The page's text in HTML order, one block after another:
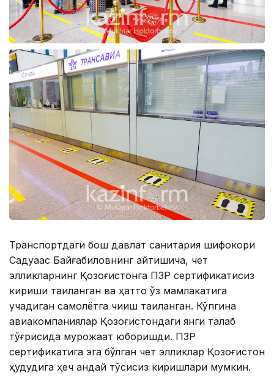
Транспортдаги бош давлат санитария шифокори
Садуақас Байғабиловнинг айтишича, чет
элликларнинг Қозоғистонга ПЗР сертификатисиз
кириши тақиқланган ва ҳатто ўз мамлакатига
учадиган самолётга чиқиш тақиқланган. Кўпгина
авиакомпаниялар Қозоғистондаги янги талаб
тўғрисида мурожаат юборишди. ПЗР
сертификатига эга бўлган чет элликлар Қозоғистон
ҳудудига ҳеч қандай тўсиқсиз киришлари мумкин.